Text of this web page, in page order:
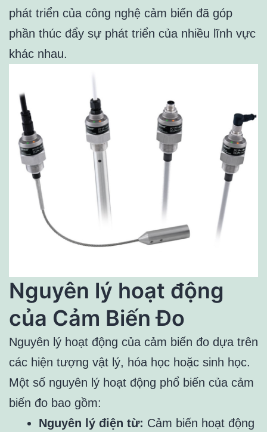
phát triển của công nghệ cảm biến đã góp
phần thúc đẩy sự phát triển của nhiều lĩnh vực
khác nhau.
Nguyên lý hoạt động
của Cảm Biến Đo
Nguyên lý hoạt động của cảm biến đo dựa trên
các hiện tượng vật lý, hóa học hoặc sinh học.
Một số nguyên lý hoạt động phổ biến của cảm
biến đo bao gồm:
Nguyên lý điện từ: Cảm biến hoạt động